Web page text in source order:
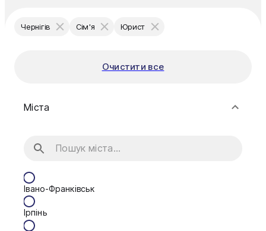
Чернігів Сім'я Юрист
Очистити все
Міста
Івано-Франківськ
Ірпінь